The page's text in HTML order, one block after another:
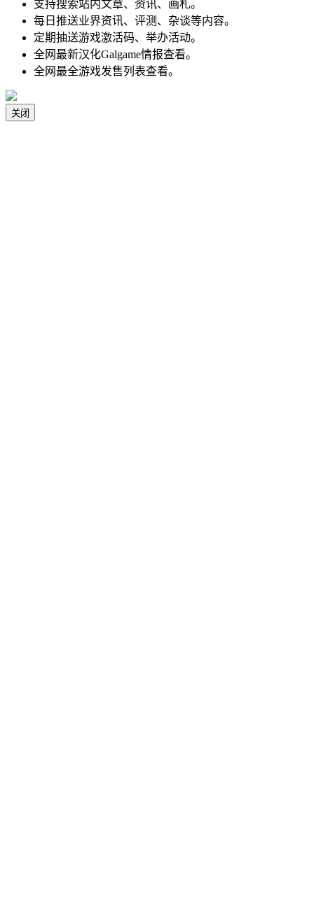
支持搜索站内文章、资讯、画札。
每日推送业界资讯、评测、杂谈等内容。
定期抽送游戏激活码、举办活动。
全网最新汉化Galgame情报查看。
全网最全游戏发售列表查看。
关闭